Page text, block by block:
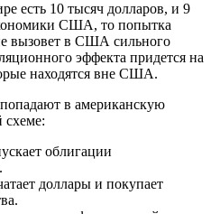
есть 10 тысяч долларов, и 9
США, то попытка
вызовет в США сильного
эффекта придется на
находятся вне США.
в американскую
схеме:
облигации
доллары и покупает